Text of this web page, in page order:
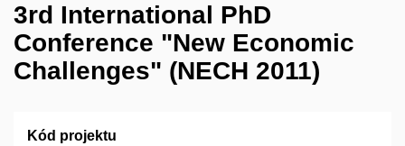
3rd International PhD
Conference "New Economic
Challenges" (NECH 2011)
Kód projektu